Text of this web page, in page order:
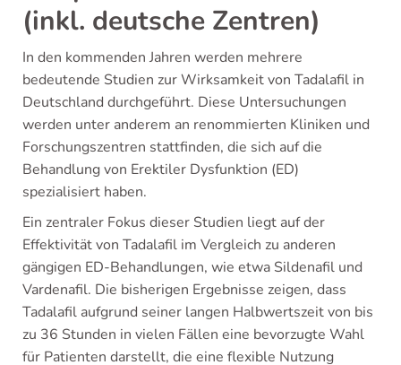
(inkl. deutsche Zentren)
In den kommenden Jahren werden mehrere
bedeutende Studien zur Wirksamkeit von Tadalafil in
Deutschland durchgeführt. Diese Untersuchungen
werden unter anderem an renommierten Kliniken und
Forschungszentren stattfinden, die sich auf die
Behandlung von Erektiler Dysfunktion (ED)
spezialisiert haben.
Ein zentraler Fokus dieser Studien liegt auf der
Effektivität von Tadalafil im Vergleich zu anderen
gängigen ED-Behandlungen, wie etwa Sildenafil und
Vardenafil. Die bisherigen Ergebnisse zeigen, dass
Tadalafil aufgrund seiner langen Halbwertszeit von bis
zu 36 Stunden in vielen Fällen eine bevorzugte Wahl
für Patienten darstellt, die eine flexible Nutzung